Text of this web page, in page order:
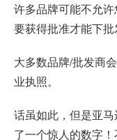
许多品牌可能不允
要获得批准才能下批
大多数品牌/批发商
业执照。
话虽如此，但是亚
了一个惊人的数字